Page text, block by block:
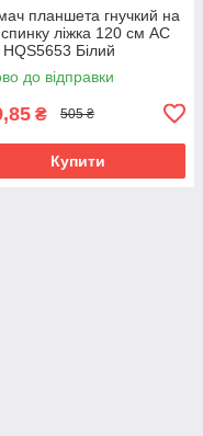
планшета гнучкий на
спинку ліжка 120 см AC
Білий
до відправки
₴ 505 ₴
Купити